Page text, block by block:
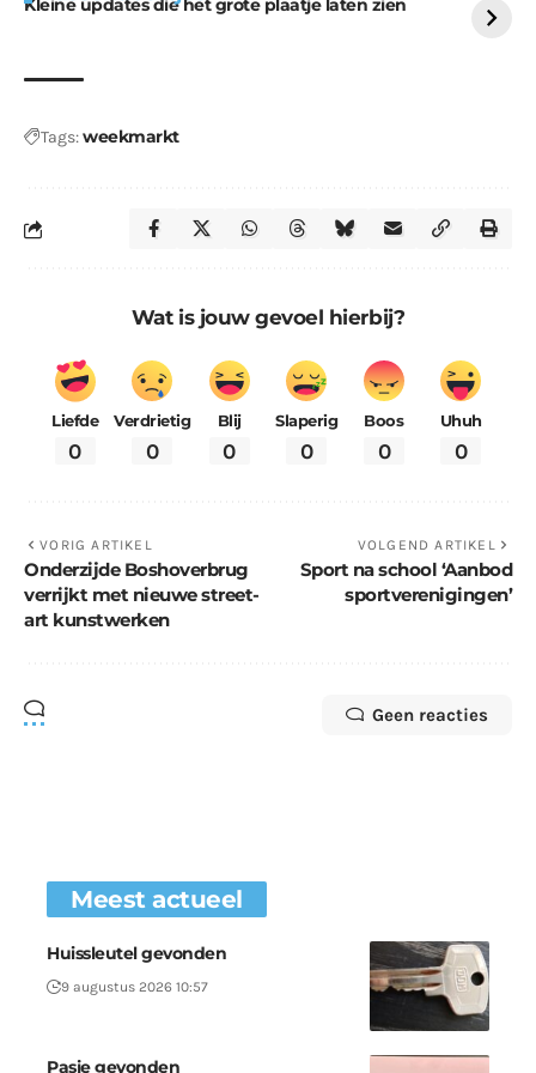
Kleine updates die het grote plaatje laten zien
Tags:weekmarkt
Wat is jouw gevoel hierbij?
Liefde
0
Verdrietig
0
Blij
0
Slaperig
0
Boos
0
Uhuh
0
VORIG ARTIKEL
Onderzijde Boshoverbrug
verrijkt met nieuwe street-
art kunstwerken
VOLGEND ARTIKEL
Sport na school ‘Aanbod
sportverenigingen’
Geen reacties
Meest actueel
Huissleutel gevonden
9 augustus 2026 10:57
Pasje gevonden